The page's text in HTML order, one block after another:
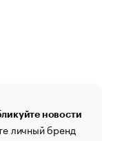
новости
личный бренд